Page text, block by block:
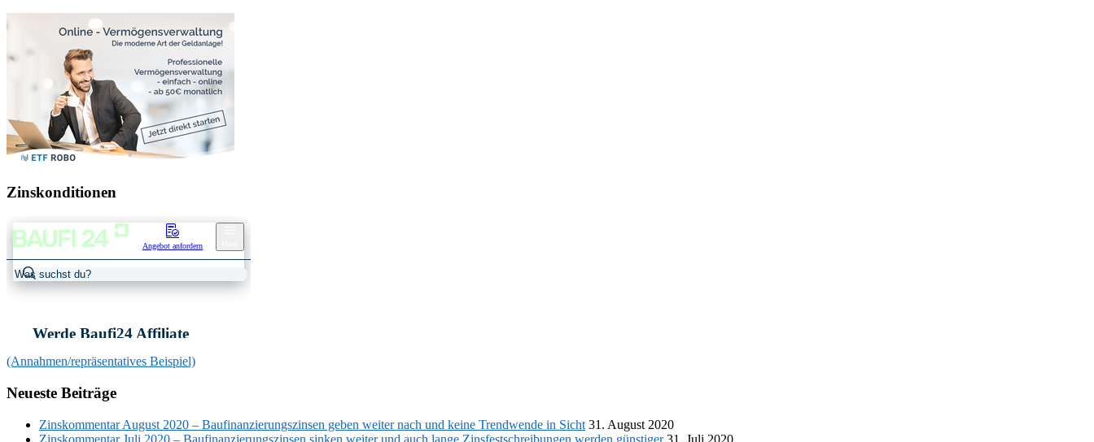
Zinskonditionen
(Annahmen/repräsentatives Beispiel)
Neueste Beiträge
Zinskommentar August 2020 – Baufinanzierungszinsen geben weiter nach und keine Trendwende in Sicht 31. August 2020
Zinskommentar Juli 2020 – Baufinanzierungszinsen sinken weiter und auch lange Zinsfestschreibungen werden günstiger 31. Juli 2020